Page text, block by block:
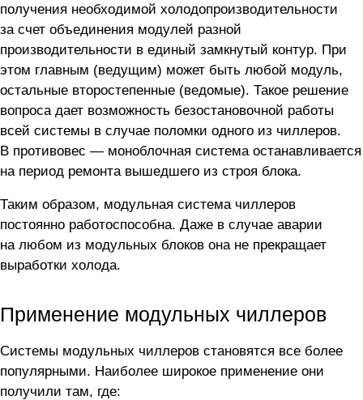
получения необходимой холодопроизводительности
за счет объединения модулей разной
производительности в единый замкнутый контур. При
этом главным (ведущим) может быть любой модуль,
остальные второстепенные (ведомые). Такое решение
вопроса дает возможность безостановочной работы
всей системы в случае поломки одного из чиллеров.
В противовес — моноблочная система останавливается
на период ремонта вышедшего из строя блока.
Таким образом, модульная система чиллеров
постоянно работоспособна. Даже в случае аварии
на любом из модульных блоков она не прекращает
выработки холода.
Применение модульных чиллеров
Системы модульных чиллеров становятся все более
популярными. Наиболее широкое применение они
получили там, где: